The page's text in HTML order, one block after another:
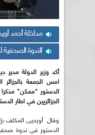
مداخلة أحمد
الندوة
أكد وزير الدولة مدير
امس الجمعة
الدستور "ممكن"
الجزائريين في اطار
وقال أويحيى المكلف
الدستور في ندوة